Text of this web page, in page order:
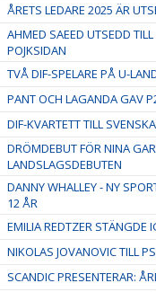
ÅRETS LEDARE 2025 ÄR
AHMED SAEED UTSEDD
POJKSIDAN
TVÅ DIF-SPELARE PÅ U-
PANT OCH LAGANDA GAV
DIF-KVARTETT TILL
DRÖMDEBUT FÖR NINA
LANDSLAGSDEBUTEN
DANNY WHALLEY - NY
12 ÅR
EMILIA REDTZER STÄNGDE
NIKOLAS JOVANOVIC TILL
SCANDIC PRESENTERAR: